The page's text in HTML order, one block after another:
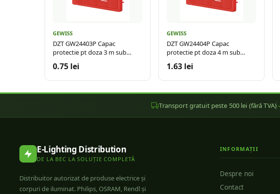
GEWISS
DZT GW24403P Capac
protectie pt doza 3 m sub
0.75 lei
GEWISS
DZT GW24404P Capac
protectie pt doza 4 m sub
1.63 lei
Transport gratuit peste 500 lei (fără TVA)
E-Lighting Distribution
DE LA BEC LA SOLUȚIE COMPLETĂ
Distribuitor autorizat de produse electrice și
corpuri de iluminat. Philips, OSRAM, Rendl și
INFORMAȚII
Despre noi
Contact